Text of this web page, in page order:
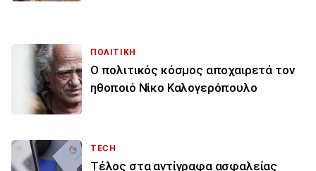
ΠΟΛΙΤΙΚΗ
Ο πολιτικός κόσμος αποχαιρετά τον
ηθοποιό Νίκο Καλογερόπουλο
TECH
Τέλος στα αντίγραφα ασφαλείας